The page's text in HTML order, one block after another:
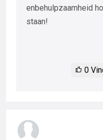
enbehulpzaamheid
staan!
0